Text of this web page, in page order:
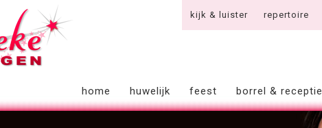
kijk & luister repertoire
home huwelijk feest borrel & receptie